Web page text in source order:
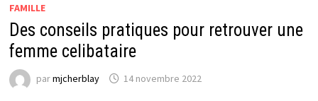
FAMILLE
Des conseils pratiques pour retrouver une
femme celibataire
parmjcherblay 14 novembre 2022